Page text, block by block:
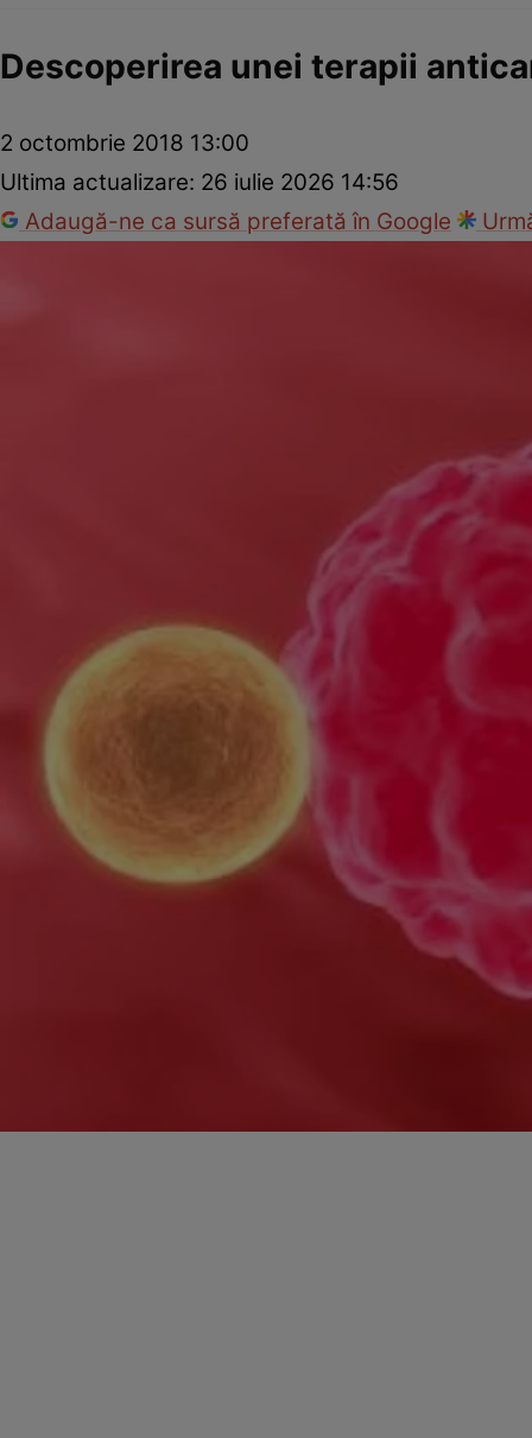
Descoperirea unei terapii
2 octombrie 2018 13:00
Ultima actualizare: 26 iulie 2026 14:56
Adaugă-ne ca sursă preferată în Google